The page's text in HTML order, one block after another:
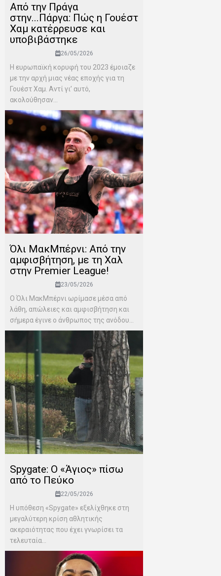
Από την Πράγα
στην...Πάργα: Πώς η Γουέστ
Χαμ κατέρρευσε και
υποβιβάστηκε
26/05/2026
Η ευρωπαϊκή κορυφή του 2023 έμοιαζε
με την αρχή μιας νέας εποχής για τη
Γουέστ Χαμ. Αντί γι’ αυτό,
ακολούθησαν...
Όλι ΜακΜπέρνι: Aπό την
αμφισβήτηση, με τη Χαλ
στην Premier League!
23/05/2026
Ο Όλι ΜακΜπέρνι ωρίμασε μέσα από
λάθη, απώλειες και αμφισβήτηση και
σήμερα έγινε ο άνθρωπος της ανόδου...
Spygate: Ο «Άγιος» πίσω
από το Πεύκο
22/05/2026
Η υπόθεση «Spygate» εξελίχθηκε στη
μεγαλύτερη κρίση αθλητικής
ακεραιότητας που έχει γνωρίσει τα
τελευταία...